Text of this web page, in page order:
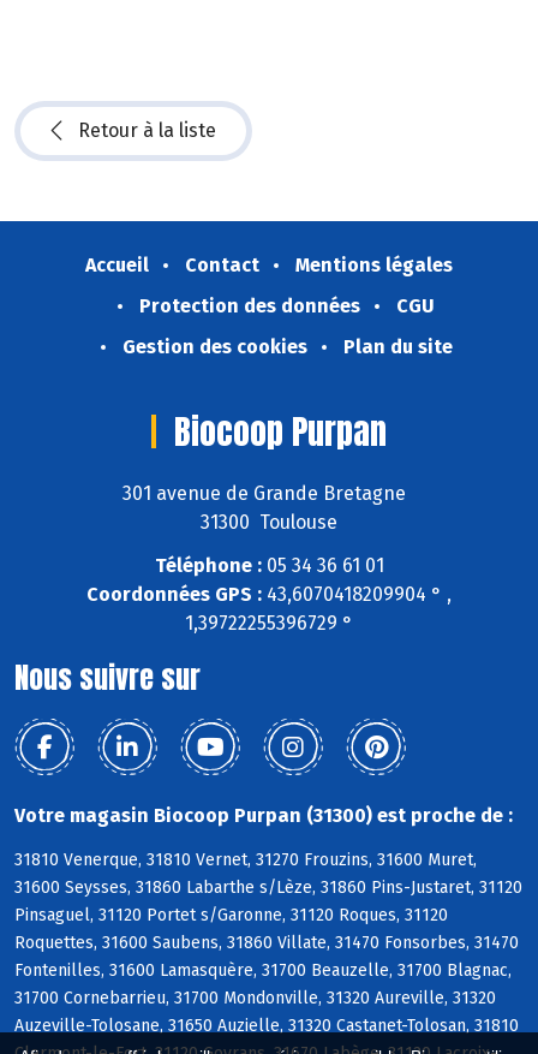
Retour à la liste
Accueil Contact
Mentions légales
Protection des données
CGU
Gestion des cookies
Plan du site
Biocoop Purpan
301 avenue de Grande Bretagne
31300 Toulouse
Téléphone :05 34 36 61 01
Coordonnées GPS : 43,6070418209904 ° ,
1,39722255396729 °
Nous suivre sur
Votre magasin Biocoop Purpan (31300) est proche de :
31810 Venerque, 31810 Vernet, 31270 Frouzins, 31600 Muret,
31600 Seysses, 31860 Labarthe s/Lèze, 31860 Pins-Justaret, 31120
Pinsaguel, 31120 Portet s/Garonne, 31120 Roques, 31120
Roquettes, 31600 Saubens, 31860 Villate, 31470 Fonsorbes, 31470
Fontenilles, 31600 Lamasquère, 31700 Beauzelle, 31700 Blagnac,
31700 Cornebarrieu, 31700 Mondonville, 31320 Aureville, 31320
Auzeville-Tolosane, 31650 Auzielle, 31320 Castanet-Tolosan, 31810